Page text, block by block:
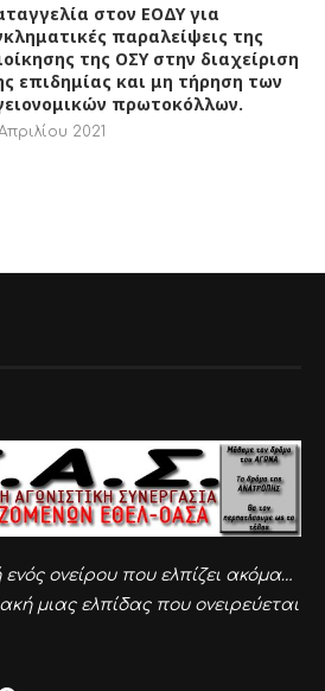
στον ΕΟΔΥ για
παραλείψεις της
της ΟΣΥ στην διαχείριση
επιδημίας και μη τήρηση των
πρωτοκόλλων.
2021
ονείρου που ελπίζει ακόμα…
μιας ελπίδας που ονειρεύεται